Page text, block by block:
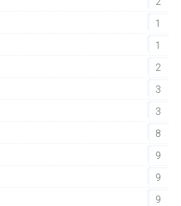
1
1
2
3
3
8
9
9
9